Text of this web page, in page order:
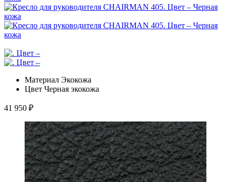
Материал Экокожа
Цвет Черная экокожа
41 950 ₽